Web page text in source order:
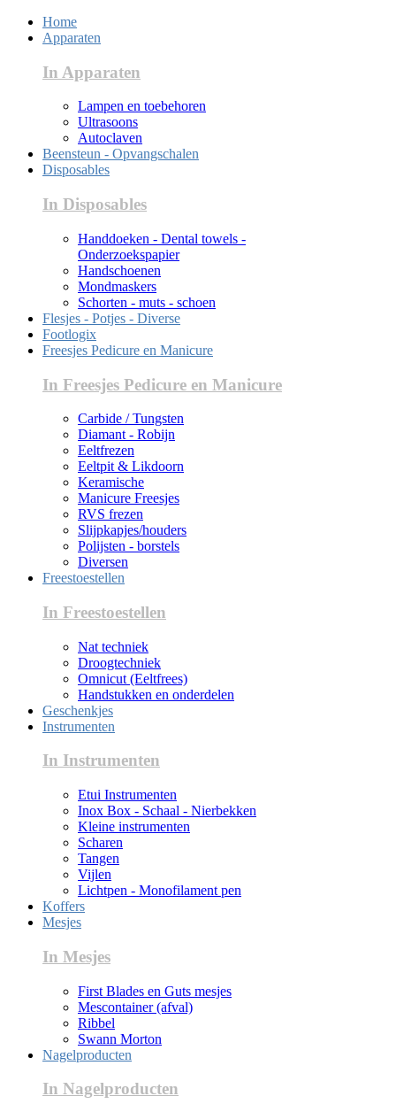
Home
Apparaten
In Apparaten
Lampen en toebehoren
Ultrasoons
Autoclaven
Beensteun - Opvangschalen
Disposables
In Disposables
Handdoeken - Dental towels -
Onderzoekspapier
Handschoenen
Mondmaskers
Schorten - muts - schoen
Flesjes - Potjes - Diverse
Footlogix
Freesjes Pedicure en Manicure
In Freesjes Pedicure en Manicure
Carbide / Tungsten
Diamant - Robijn
Eeltfrezen
Eeltpit & Likdoorn
Keramische
Manicure Freesjes
RVS frezen
Slijpkapjes/houders
Polijsten - borstels
Diversen
Freestoestellen
In Freestoestellen
Nat techniek
Droogtechniek
Omnicut (Eeltfrees)
Handstukken en onderdelen
Geschenkjes
Instrumenten
In Instrumenten
Etui Instrumenten
Inox Box - Schaal - Nierbekken
Kleine instrumenten
Scharen
Tangen
Vijlen
Lichtpen - Monofilament pen
Koffers
Mesjes
In Mesjes
First Blades en Guts mesjes
Mescontainer (afval)
Ribbel
Swann Morton
Nagelproducten
In Nagelproducten